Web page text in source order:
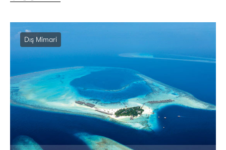
Dış Mimari